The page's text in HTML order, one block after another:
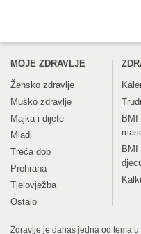
MOJE ZDRAVLJE
Žensko zdravlje
Muško zdravlje
Majka i dijete
Mladi
Treća dob
Prehrana
Tjelovježba
Ostalo
BMI
BMI
Zdravlje je danas jedna od tema